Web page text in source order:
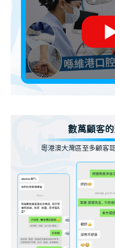
數萬顧客
粵港澳大灣區至多顧客